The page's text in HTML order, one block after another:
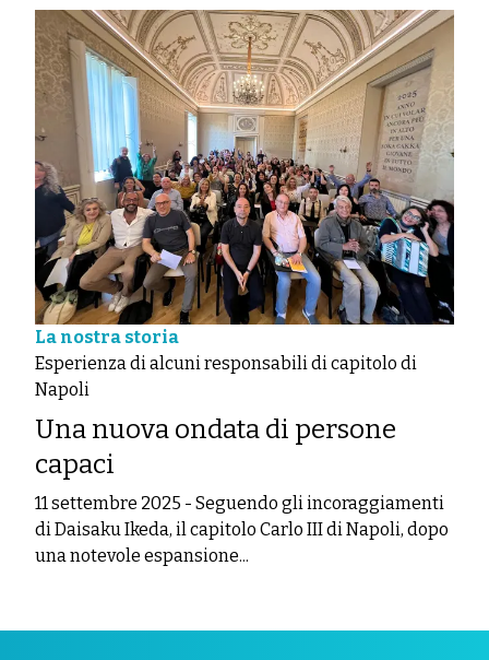
La nostra storia
Esperienza di alcuni responsabili di capitolo di
Napoli
Una nuova ondata di persone
capaci
11 settembre 2025 - Seguendo gli incoraggiamenti
di Daisaku Ikeda, il capitolo Carlo III di Napoli, dopo
una notevole espansione...